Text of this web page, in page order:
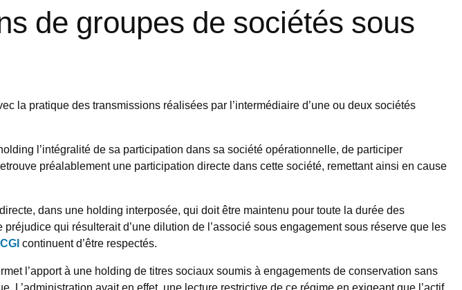
de groupes de sociétés sous
la pratique des transmissions réalisées par l’intermédiaire d’une ou deux sociétés
l’intégralité de sa participation dans sa société opérationnelle, de participer
préalablement une participation directe dans cette société, remettant ainsi en cause
dans une holding interposée, qui doit être maintenu pour toute la durée des
qui résulterait d’une dilution de l’associé sous engagement sous réserve que les
continuent d’être respectés.
l’apport à une holding de titres sociaux soumis à engagements de conservation sans